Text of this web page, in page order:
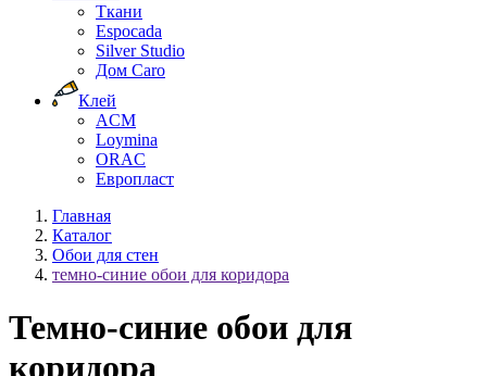
Ткани
Espocada
Silver Studio
Дом Caro
Клей
ACM
Loymina
ORAC
Европласт
Главная
Каталог
Обои для стен
темно-синие обои для коридора
Темно-синие обои для
коридора